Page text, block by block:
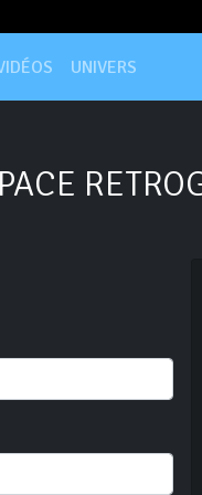
UNIVERS